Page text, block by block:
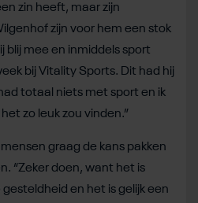
zin heeft, maar zijn
zijn voor hem een stok
blij mee en inmiddels sport
bij Vitality Sports. Dit had hij
totaal niets met sport en ik
zo leuk zou vinden.”
graag de kans pakken
“Zeker doen, want het is
en het is gelijk een